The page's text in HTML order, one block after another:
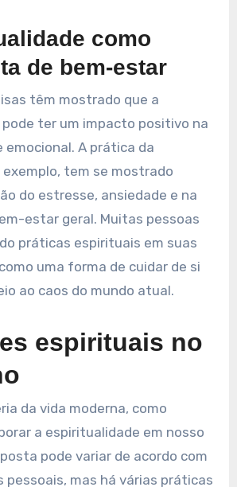
como
de bem-estar
têm mostrado que a
ter um impacto positivo na
emocional. A prática da
tem se mostrado
do estresse, ansiedade e na
estar geral. Muitas pessoas
práticas espirituais em suas
uma forma de cuidar de si
ao caos do mundo atual.
espirituais no
da vida moderna, como
a espiritualidade em nosso
pode variar de acordo com
pessoais, mas há várias práticas